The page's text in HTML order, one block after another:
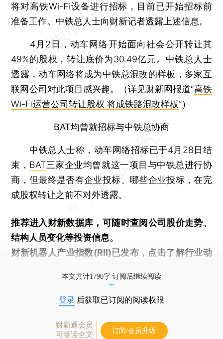
将对高铁Wi-Fi设备进行招标，目前已开始招标前
准备工作。中铁总人士向财新记者透露上述信息。
4月2日，动车网络开始面向社会公开转让其
49%的股权，转让底价为30.49亿元。中铁总人士
透露，动车网络将成为中铁总混改的样板，多家互
联网公司对此项目感兴趣。（详见财新网报道“高铁
Wi-Fi运营公司转让股权 将成铁路混改样板”）
BAT均曾就招标与中铁总协商
中铁总人士称，动车网络招标已于4月28日结
束， BAT三家企业均曾就这一项目与中铁总进行协
商，但最终是否有企业投标、哪些企业投标，在完
成股权转让之前不对外透露。
推荐进入财新数据库 ，可随时查阅公司股价走势、
结构人员变化等投资信息。
财新机器人产业指数(RII)已发布， 点击了解行业动
本文共计1790字 订阅后继续阅读
登录 后获取已订阅的阅读权限
财新通会员
可畅读全文
订阅/会员升级